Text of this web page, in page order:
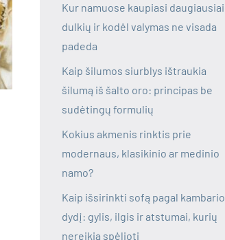
Kur namuose kaupiasi daugiausiai
dulkių ir kodėl valymas ne visada
padeda
Kaip šilumos siurblys ištraukia
šilumą iš šalto oro: principas be
sudėtingų formulių
Kokius akmenis rinktis prie
modernaus, klasikinio ar medinio
namo?
Kaip išsirinkti sofą pagal kambario
dydį: gylis, ilgis ir atstumai, kurių
nereikia spėlioti